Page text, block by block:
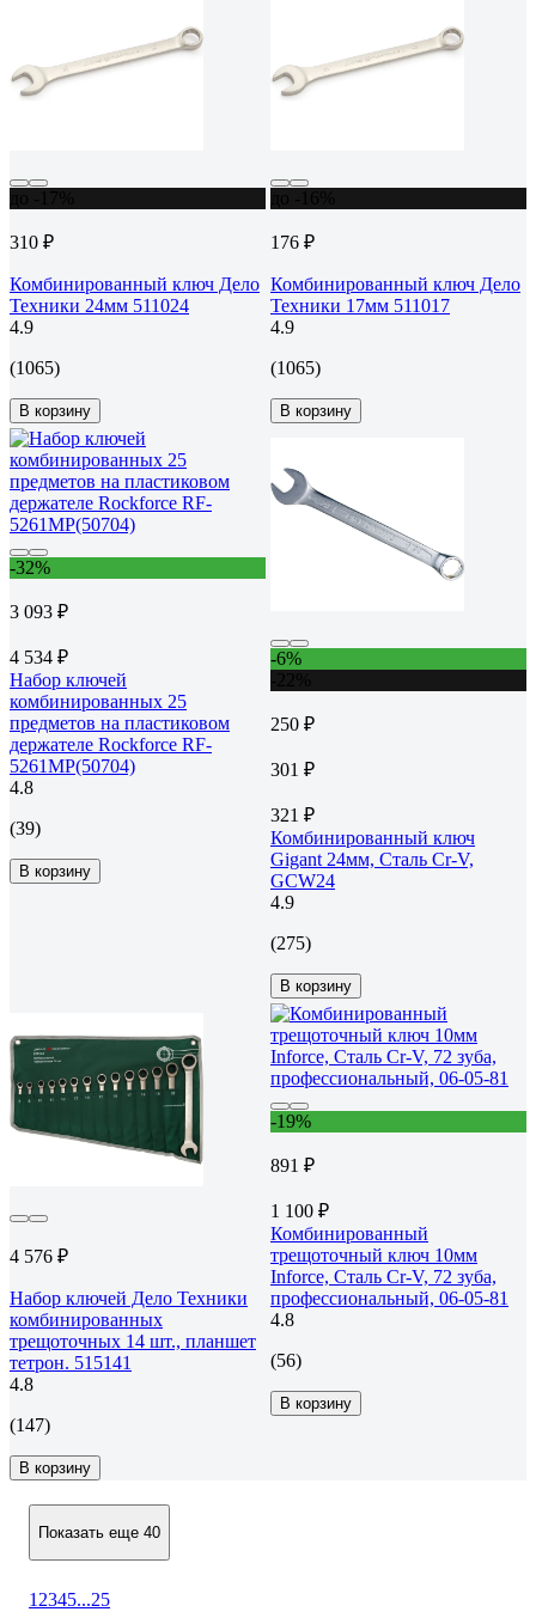
310 ₽
Комбинированный ключ Дело
Техники 24мм 511024
4.9
(1065)
В корзину
176 ₽
Комбинированный ключ Дело
Техники 17мм 511017
4.9
(1065)
В корзину
-32%
3 093 ₽
4 534 ₽
Набор ключей
комбинированных 25
предметов на пластиковом
держателе Rockforce RF-
5261MP(50704)
4.8
(39)
В корзину
-6%
250 ₽
301 ₽
321 ₽
Комбинированный ключ
Gigant 24мм, Сталь Cr-V,
GCW24
4.9
(275)
В корзину
4 576 ₽
Набор ключей Дело Техники
комбинированных
трещоточных 14 шт., планшет
тетрон. 515141
4.8
(147)
В корзину
-19%
891 ₽
1 100 ₽
Комбинированный
трещоточный ключ 10мм
Inforce, Сталь Cr-V, 72 зуба,
профессиональный, 06-05-81
4.8
(56)
В корзину
Показать еще 40
1 2345...25